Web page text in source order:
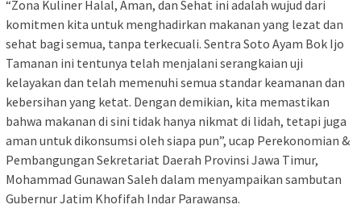
“Zona Kuliner Halal, Aman, dan Sehat ini adalah wujud dari
komitmen kita untuk menghadirkan makanan yang lezat dan
sehat bagi semua, tanpa terkecuali. Sentra Soto Ayam Bok Ijo
Tamanan ini tentunya telah menjalani serangkaian uji
kelayakan dan telah memenuhi semua standar keamanan dan
kebersihan yang ketat. Dengan demikian, kita memastikan
bahwa makanan di sini tidak hanya nikmat di lidah, tetapi juga
aman untuk dikonsumsi oleh siapa pun”, ucap Perekonomian &
Pembangungan Sekretariat Daerah Provinsi Jawa Timur,
Mohammad Gunawan Saleh dalam menyampaikan sambutan
Gubernur Jatim Khofifah Indar Parawansa.